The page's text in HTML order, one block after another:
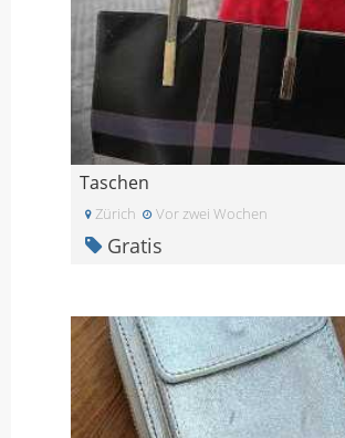
Taschen
Zürich Vor zwei Wochen
Gratis